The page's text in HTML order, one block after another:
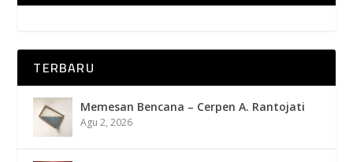
TERBARU
Memesan Bencana – Cerpen A. Rantojati
Agu 2, 2026